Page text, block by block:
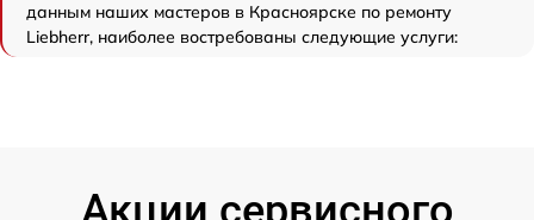
данным наших мастеров в Красноярске по ремонту
Liebherr, наиболее востребованы следующие услуги: